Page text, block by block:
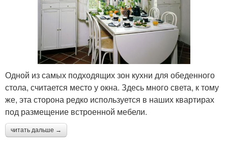
Одной из самых подходящих зон кухни для обеденного
стола, считается место у окна. Здесь много света, к тому
же, эта сторона редко используется в наших квартирах
под размещение встроенной мебели.
читать дальше →